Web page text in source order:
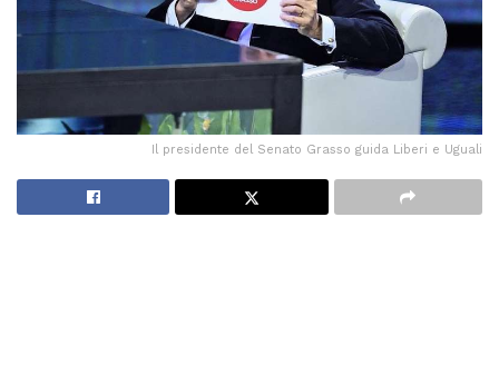
Il presidente del Senato Grasso guida Liberi e Uguali